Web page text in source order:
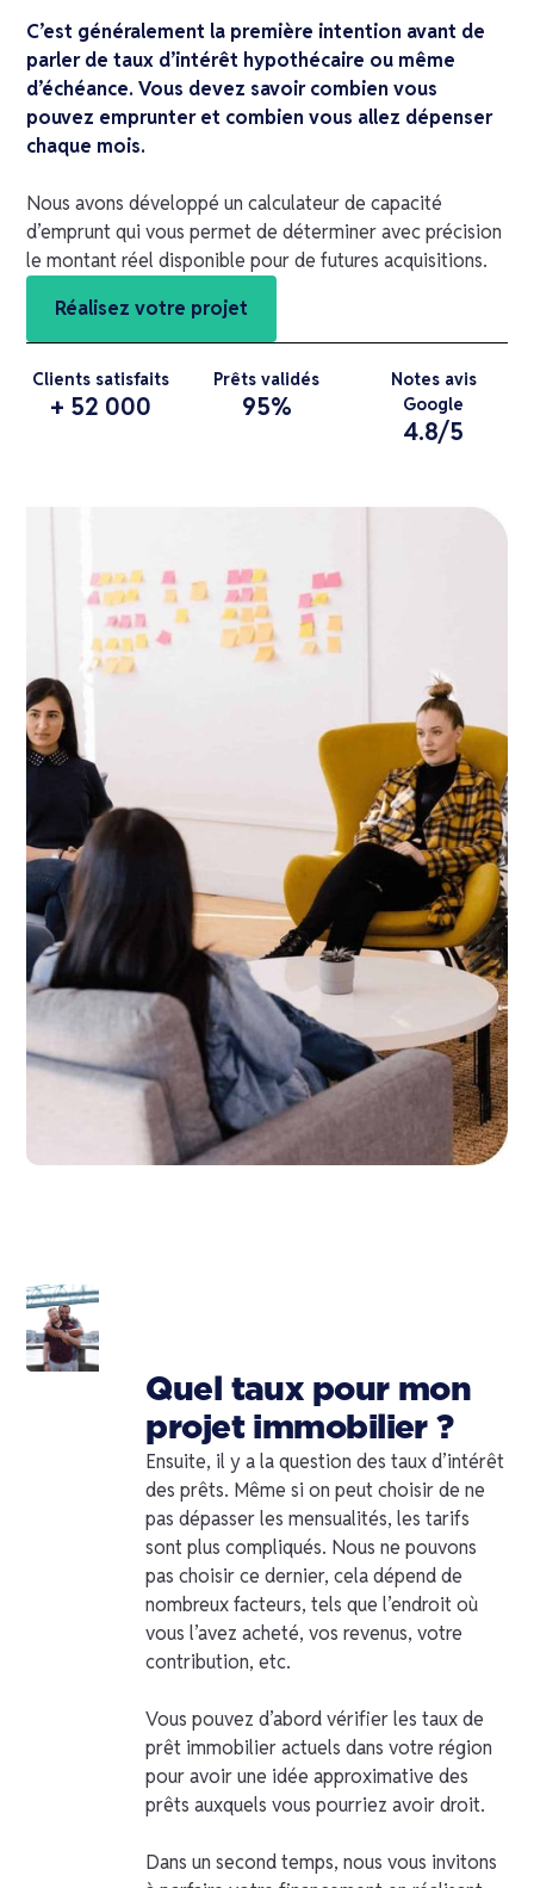
C’est généralement la première intention avant de
parler de taux d’intérêt hypothécaire ou même
d’échéance. Vous devez savoir combien vous
pouvez emprunter et combien vous allez dépenser
chaque mois.
Nous avons développé un calculateur de capacité
d’emprunt qui vous permet de déterminer avec précision
le montant réel disponible pour de futures acquisitions.
Réalisez votre projet
Clients satisfaits
+ 52 000
Prêts validés
95%
Notes avis
Google
4.8/5
Quel taux pour mon
projet immobilier ?
Ensuite, il y a la question des taux d’intérêt
des prêts. Même si on peut choisir de ne
pas dépasser les mensualités, les tarifs
sont plus compliqués. Nous ne pouvons
pas choisir ce dernier, cela dépend de
nombreux facteurs, tels que l’endroit où
vous l’avez acheté, vos revenus, votre
contribution, etc.
Vous pouvez d’abord vérifier les taux de
prêt immobilier actuels dans votre région
pour avoir une idée approximative des
prêts auxquels vous pourriez avoir droit.
Dans un second temps, nous vous invitons